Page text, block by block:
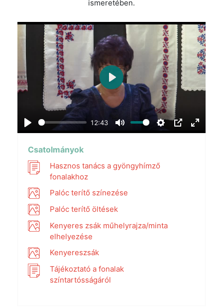
ismeretében.
Play
12:43
Mute Settings
PIP Enter
Play
Csatolmányok
Hasznos tanács a gyöngyhímző
fonalakhoz
Palóc terítő színezése
Palóc terítő öltések
Kenyeres zsák műhelyrajza/minta
elhelyezése
Kenyereszsák
Tájékoztató a fonalak
színtartósságáról